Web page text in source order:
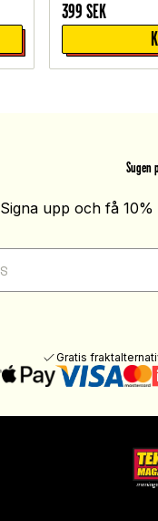
399 SEK
Sugen
Signa upp och få
Gratis